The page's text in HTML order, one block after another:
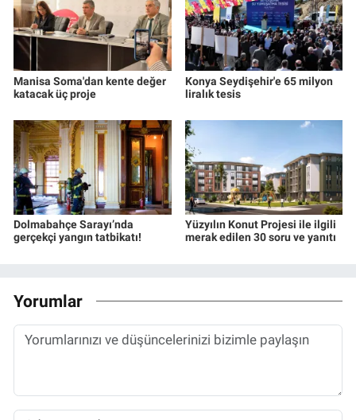
Manisa Soma'dan kente değer
katacak üç proje
Konya Seydişehir'e 65 milyon
liralık tesis
Dolmabahçe Sarayı’nda
gerçekçi yangın tatbikatı!
Yüzyılın Konut Projesi ile ilgili
merak edilen 30 soru ve yanıtı
Yorumlar